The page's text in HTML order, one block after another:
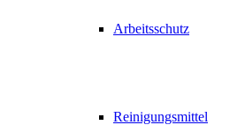
Arbeitsschutz
Reinigungsmittel